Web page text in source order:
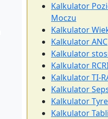
Kalkulator
Moczu
Kalkulator
Kalkulator ANC
Kalkulator
Kalkulator
Kalkulator TI-
Kalkulator
Kalkulator
Kalkulator